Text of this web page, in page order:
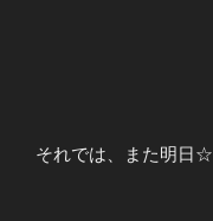
それでは、また明日☆